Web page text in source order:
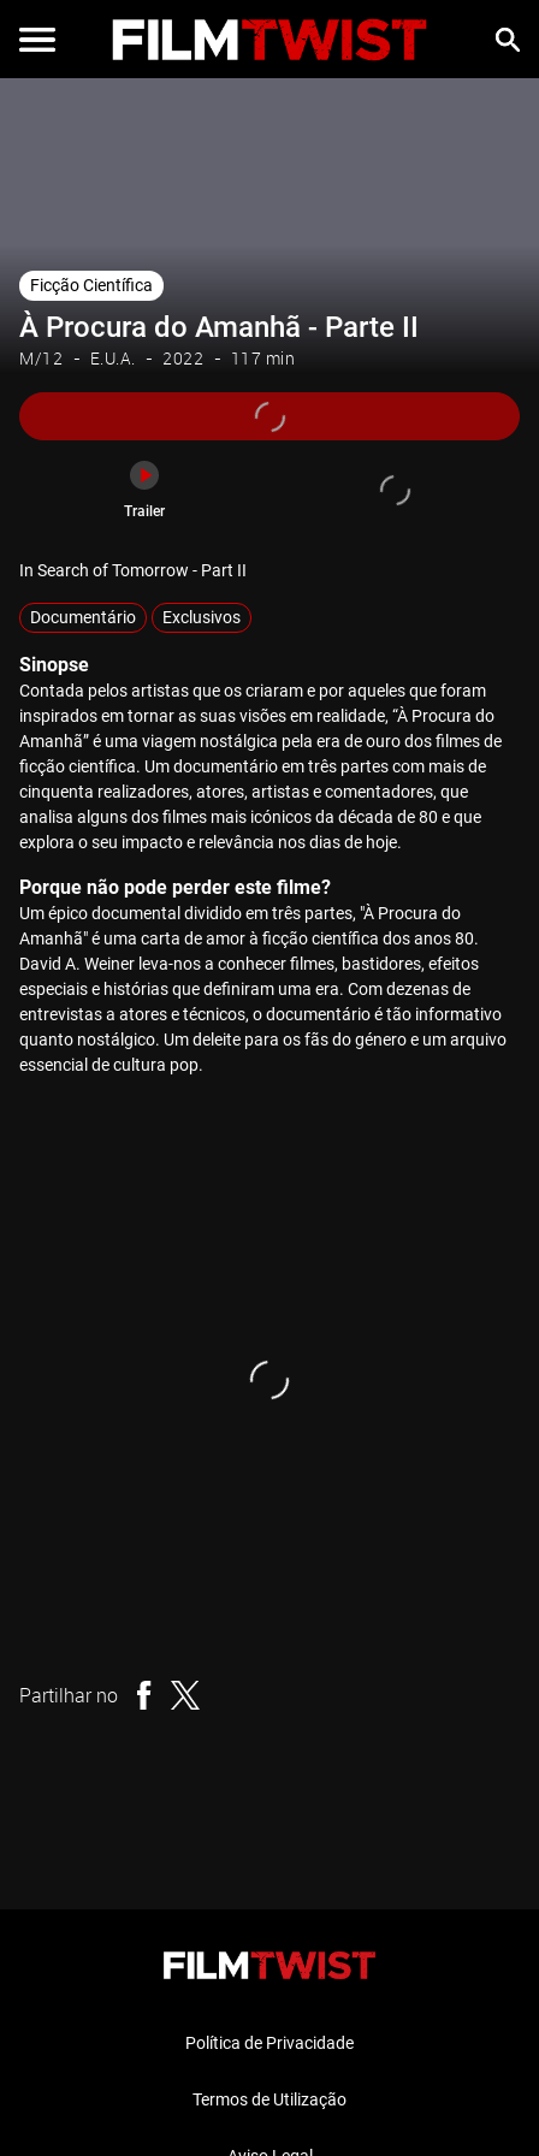
Ficção Científica
À Procura do Amanhã - Parte II
M/12 E.U.A. 2022 117 min
Trailer
In Search of Tomorrow - Part II
Documentário Exclusivos
Sinopse
Contada pelos artistas que os criaram e por aqueles que foram
inspirados em tornar as suas visões em realidade, “À Procura do
Amanhã” é uma viagem nostálgica pela era de ouro dos filmes de
ficção científica. Um documentário em três partes com mais de
cinquenta realizadores, atores, artistas e comentadores, que
analisa alguns dos filmes mais icónicos da década de 80 e que
explora o seu impacto e relevância nos dias de hoje.
Porque não pode perder este filme?
Um épico documental dividido em três partes, "À Procura do
Amanhã" é uma carta de amor à ficção científica dos anos 80.
David A. Weiner leva-nos a conhecer filmes, bastidores, efeitos
especiais e histórias que definiram uma era. Com dezenas de
entrevistas a atores e técnicos, o documentário é tão informativo
quanto nostálgico. Um deleite para os fãs do género e um arquivo
essencial de cultura pop.
Partilhar no
Política de Privacidade
Termos de Utilização